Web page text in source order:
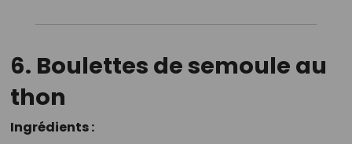
6. Boulettes de semoule au
thon
Ingrédients :